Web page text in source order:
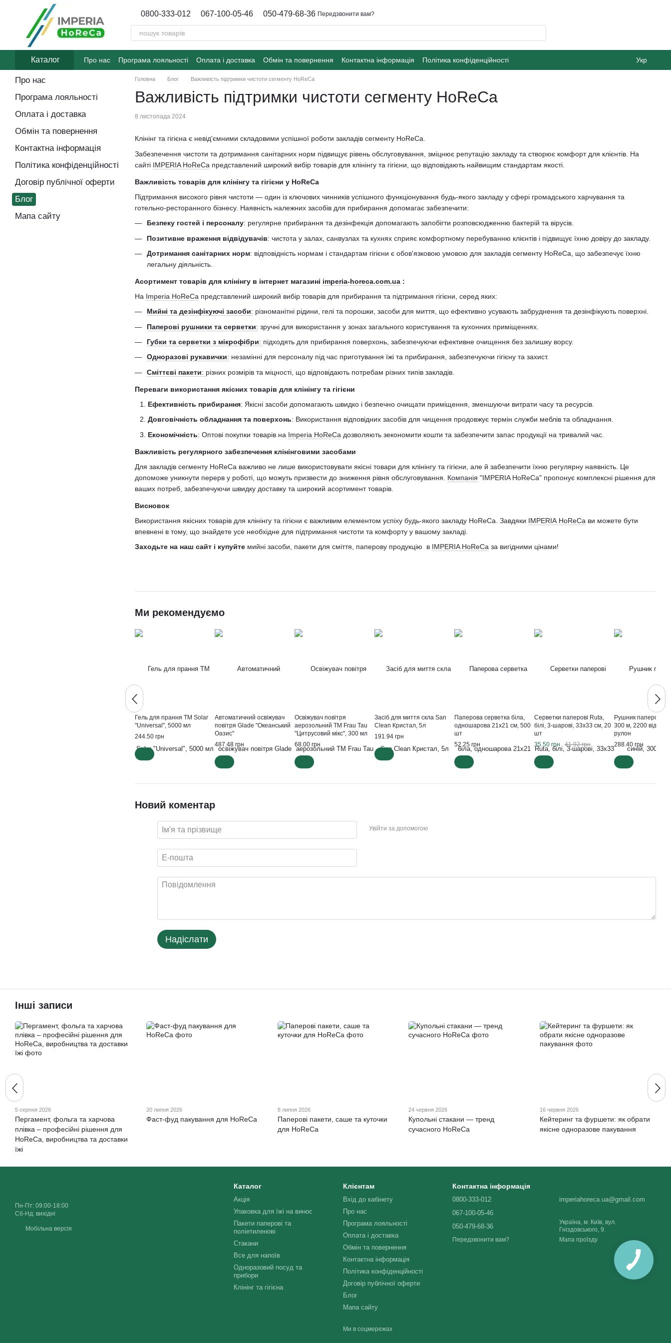
Перейти до основного контенту
0800-333-012 067-100-05-46 050-479-68-36 Передзвонити вам?
Каталог Про нас Програма лояльності Оплата і доставка Обмін та повернення Контактна інформація
Політика конфіденційності
Договір публічної оферти
Блог
Укр
Головна Блог Важливість підтримки чистоти сегменту HoReCa
Важливість підтримки чистоти сегменту HoReCa
8 листопада 2024
Клінінг та гігієна є невід'ємними складовими успішної роботи закладів сегменту HoReCa.
Забезпечення чистоти та дотримання санітарних норм підвищує рівень обслуговування, зміцнює репутацію закладу та створює комфорт для клієнтів. На
сайті IMPERIA HoReCa представлений широкий вибір товарів для клінінгу та гігієни, що відповідають найвищим стандартам якості.
Важливість товарів для клінінгу та гігієни у HoReCa
Підтримання високого рівня чистоти — один із ключових чинників успішного функціонування будь-якого закладу у сфері громадського харчування та
готельно-ресторанного бізнесу. Наявність належних засобів для прибирання допомагає забезпечити:
Безпеку гостей і персоналу: регулярне прибирання та дезінфекція допомагають запобігти розповсюдженню бактерій та вірусів.
Позитивне враження відвідувачів: чистота у залах, санвузлах та кухнях сприяє комфортному перебуванню клієнтів і підвищує їхню довіру до закладу.
Дотримання санітарних норм: відповідність нормам і стандартам гігієни є обов'язковою умовою для закладів сегменту HoReCa, що забезпечує їхню
легальну діяльність.
Асортимент товарів для клінінгу в інтернет магазині imperia-horeca.com.ua :
На Imperia HoReCa представлений широкий вибір товарів для прибирання та підтримання гігієни, серед яких:
Мийні та дезінфікуючі засоби: різноманітні рідини, гелі та порошки, засоби для миття, що ефективно усувають забруднення та дезінфікують поверхні.
Паперові рушники та серветки: зручні для використання у зонах загального користування та кухонних приміщеннях.
Губки та серветки з мікрофібри: підходять для прибирання поверхонь, забезпечуючи ефективне очищення без залишку ворсу.
Одноразові рукавички: незамінні для персоналу під час приготування їжі та прибирання, забезпечуючи гігієну та захист.
Сміттєві пакети: різних розмірів та міцності, що відповідають потребам різних типів закладів.
Переваги використання якісних товарів для клінінгу та гігієни
Ефективність прибирання: Якісні засоби допомагають швидко і безпечно очищати приміщення, зменшуючи витрати часу та ресурсів.
Довговічність обладнання та поверхонь: Використання відповідних засобів для чищення продовжує термін служби меблів та обладнання.
Економічність: Оптові покупки товарів на Imperia HoReCa дозволяють зекономити кошти та забезпечити запас продукції на тривалий час.
Важливість регулярного забезпечення клінінговими засобами
Для закладів сегменту HoReCa важливо не лише використовувати якісні товари для клінінгу та гігієни, але й забезпечити їхню регулярну наявність. Це
допоможе уникнути перерв у роботі, що можуть призвести до зниження рівня обслуговування. Компанія "IMPERIA HoReCa" пропонує комплексні рішення для
ваших потреб, забезпечуючи швидку доставку та широкий асортимент товарів.
Висновок
Використання якісних товарів для клінінгу та гігієни є важливим елементом успіху будь-якого закладу HoReCa. Завдяки IMPERIA HoReCa ви можете бути
впевнені в тому, що знайдете усе необхідне для підтримання чистоти та комфорту у вашому закладі.
Заходьте на наш сайт і купуйте мийні засоби, пакети для сміття, паперову продукцію в IMPERIA HoReCa за вигідними цінами!
Ми рекомендуємо
Гель для прання ТМ Solar
"Universal", 5000 мл
244.50 грн
Автоматичний освіжувач
повітря Glade "Океанський
Оазис"
487.48 грн
Освіжувач повітря
аерозольний ТМ Frau Tau
"Цитрусовий мікс", 300 мл
68.00 грн
Засіб для миття скла San
Clean Кристал, 5л
191.94 грн
Паперова серветка біла,
одношарова 21х21 см, 500
шт
52.25 грн
Серветки паперові Ruta,
білі, 3-шарові, 33х33 см, 20
шт
35.50 грн
41.92 грн
Рушник паперовий,
300 м, 2200
рулон
288.40 грн
Новий коментар
Увійти за допомогою
Надіслати
Про нас
Програма лояльності
Оплата і доставка
Обмін та повернення
Контактна інформація
Політика конфіденційності
Договір публічної оферти
Блог
Мапа сайту
Інші записи
5 серпня 2026
Пергамент, фольга та харчова
плівка – професійні рішення для
HoReCa, виробництва та доставки
їжі
20 липня 2026
Фаст-фуд пакування для HoReCa
8 липня 2026
Паперові пакети, саше та куточки
для HoReCa
24 червня 2026
Купольні стакани — тренд
сучасного HoReCa
16 червня 2026
Кейтеринг та фуршети: як обрати
якісне одноразове пакування
Пн-Пт: 09:00-18:00
Сб-Нд: вихідні
Мобільна версія
Каталог
Акція
Упаковка для їжі на винос
Пакети паперові та
поліетиленові
Стакани
Все для напоїв
Одноразовий посуд та
прибори
Клінінг та гігієна
Клієнтам
Вхід до кабінету
Про нас
Програма лояльності
Оплата і доставка
Обмін та повернення
Контактна інформація
Політика конфіденційності
Договір публічної оферти
Блог
Мапа сайту
Ми в соцмережах
Контактна інформація
0800-333-012
067-100-05-46
050-479-68-36
Передзвонити вам?
imperiahoreca.ua@gmail.com
Україна, м. Київ, вул.
Гніздовського, 9.
Мапа проїзду